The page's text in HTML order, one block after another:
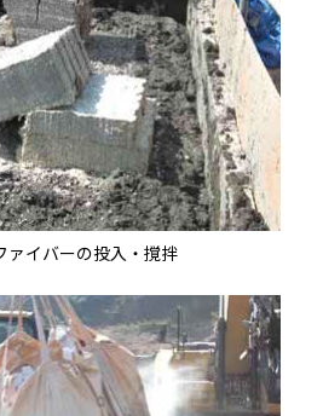
イバーの投入・撹拌